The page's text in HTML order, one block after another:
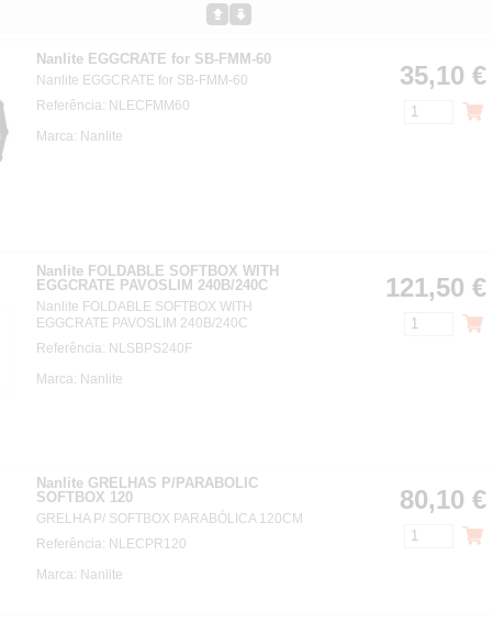
Nanlite EGGCRATE for SB-FMM-60
Nanlite EGGCRATE for SB-FMM-60
Referência: NLECFMM60
Marca: Nanlite
35,10 €
Nanlite FOLDABLE SOFTBOX WITH
EGGCRATE PAVOSLIM 240B/240C
Nanlite FOLDABLE SOFTBOX WITH
EGGCRATE PAVOSLIM 240B/240C
Referência: NLSBPS240F
Marca: Nanlite
121,50 €
Nanlite GRELHAS P/PARABOLIC
SOFTBOX 120
GRELHA P/ SOFTBOX PARABÓLICA 120CM
Referência: NLECPR120
Marca: Nanlite
80,10 €